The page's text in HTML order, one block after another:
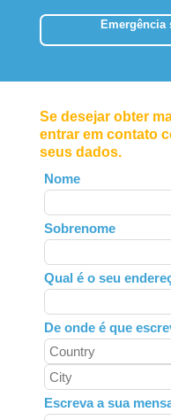
Emergência
Se desejar obter
entrar em contato
seus dados.
Leave
this
field
blank
Nome
Sobrenome
Qual é o seu
De onde é que
Escreva a sua